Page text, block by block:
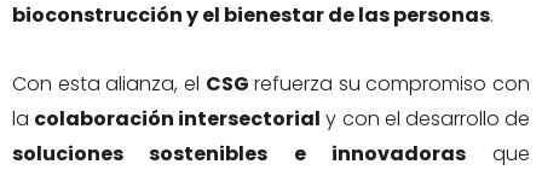
bioconstrucción y el bienestar de las personas.
Con esta alianza, el CSG refuerza su compromiso con
la colaboración intersectorial y con el desarrollo de
soluciones sostenibles e innovadorasque